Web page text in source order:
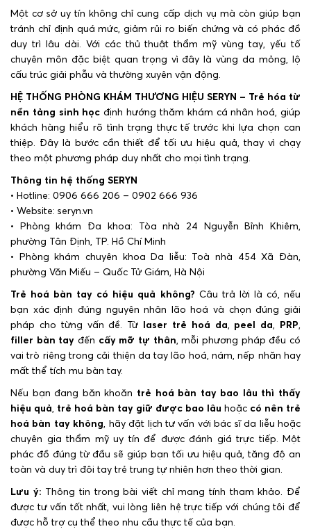
Một cơ sở uy tín không chỉ cung cấp dịch vụ mà còn giúp bạn
tránh chỉ định quá mức, giảm rủi ro biến chứng và có phác đồ
duy trì lâu dài. Với các thủ thuật thẩm mỹ vùng tay, yếu tố
chuyên môn đặc biệt quan trọng vì đây là vùng da mỏng, lộ
cấu trúc giải phẫu và thường xuyên vận động.
HỆ THỐNG PHÒNG KHÁM THƯƠNG HIỆU SERYN – Trẻ hóa từ
nền tảng sinh học định hướng thăm khám cá nhân hoá, giúp
khách hàng hiểu rõ tình trạng thực tế trước khi lựa chọn can
thiệp. Đây là bước cần thiết để tối ưu hiệu quả, thay vì chạy
theo một phương pháp duy nhất cho mọi tình trạng.
Thông tin hệ thống SERYN
• Hotline: 0906 666 206 – 0902 666 936
• Website: seryn.vn
• Phòng khám Đa khoa: Tòa nhà 24 Nguyễn Bỉnh Khiêm,
phường Tân Định, TP. Hồ Chí Minh
• Phòng khám chuyên khoa Da liễu: Toà nhà 454 Xã Đàn,
phường Văn Miếu – Quốc Tử Giám, Hà Nội
Trẻ hoá bàn tay có hiệu quả không? Câu trả lời là có, nếu
bạn xác định đúng nguyên nhân lão hoá và chọn đúng giải
pháp cho từng vấn đề. Từ laser trẻ hoá da, peel da, PRP,
filler bàn tay đến cấy mỡ tự thân, mỗi phương pháp đều có
vai trò riêng trong cải thiện da tay lão hoá, nám, nếp nhăn hay
mất thể tích mu bàn tay.
Nếu bạn đang băn khoăn trẻ hoá bàn tay bao lâu thì thấy
hiệu quả, trẻ hoá bàn tay giữ được bao lâu hoặc có nên trẻ
hoá bàn tay không, hãy đặt lịch tư vấn với bác sĩ da liễu hoặc
chuyên gia thẩm mỹ uy tín để được đánh giá trực tiếp. Một
phác đồ đúng từ đầu sẽ giúp bạn tối ưu hiệu quả, tăng độ an
toàn và duy trì đôi tay trẻ trung tự nhiên hơn theo thời gian.
Lưu ý: Thông tin trong bài viết chỉ mang tính tham khảo. Để
được tư vấn tốt nhất, vui lòng liên hệ trực tiếp với chúng tôi để
được hỗ trợ cụ thể theo nhu cầu thực tế của bạn.